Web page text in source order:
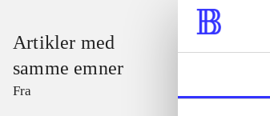
Artikler med
samme emner
Fra